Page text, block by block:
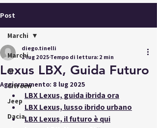
Post
Marchi
AI
Citroën
Jeep
Dacia
Marchi
Lexus LBX, Guida Futuro
diego.tinelli
2 lug 2025Tempo di lettura: 2 min
Aggiornamento: 8 lug 2025
LBX Lexus, guida ibrida ora
LBX Lexus, lusso ibrido urbano
LBX Lexus, il futuro è qui